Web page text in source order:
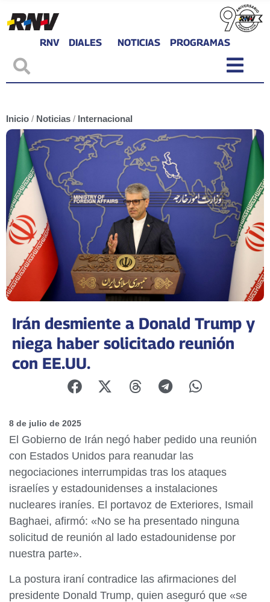
RNV DIALES NOTICIAS PROGRAMAS
Inicio / Noticias / Internacional
Irán desmiente a Donald Trump y
niega haber solicitado reunión
con EE.UU.
8 de julio de 2025
El Gobierno de Irán negó haber pedido una reunión
con Estados Unidos para reanudar las
negociaciones interrumpidas tras los ataques
israelíes y estadounidenses a instalaciones
nucleares iraníes. El portavoz de Exteriores, Ismail
Baghaei, afirmó: «No se ha presentado ninguna
solicitud de reunión al lado estadounidense por
nuestra parte».
La postura iraní contradice las afirmaciones del
presidente Donald Trump, quien aseguró que «se